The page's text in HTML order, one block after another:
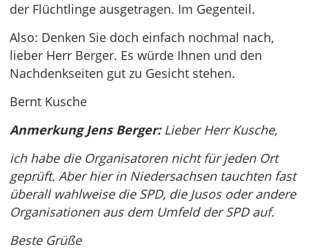
der Flüchtlinge ausgetragen. Im Gegenteil.
Also: Denken Sie doch einfach nochmal nach,
lieber Herr Berger. Es würde Ihnen und den
Nachdenkseiten gut zu Gesicht stehen.
Bernt Kusche
Anmerkung Jens Berger:Lieber Herr Kusche,
ich habe die Organisatoren nicht für jeden Ort
geprüft. Aber hier in Niedersachsen tauchten fast
überall wahlweise die SPD, die Jusos oder andere
Organisationen aus dem Umfeld der SPD auf.
Beste Grüße